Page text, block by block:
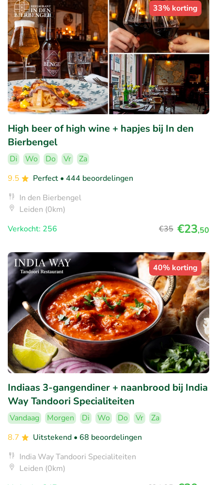
33% korting
High beer of high wine + hapjes bij In den
Bierbengel
Di Wo Do Vr
Za
9.5
Perfect • 444 beoordelingen
In den Bierbengel
Leiden (0km)
Verkocht: 256
€35 €23,50
40% korting
Indiaas 3-gangendiner + naanbrood bij India
Way Tandoori Specialiteiten
Vandaag Morgen Di Wo Do Vr
Za
8.7
Uitstekend • 68 beoordelingen
India Way Tandoori Specialiteiten
Leiden (0km)